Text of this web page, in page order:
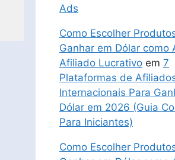
Ads
Como Escolher
Ganhar em Dólar como
Afiliado Lucrativo em 7
Plataformas de
Internacionais Para
Dólar em 2026 (Guia
Para Iniciantes)
Como Escolher